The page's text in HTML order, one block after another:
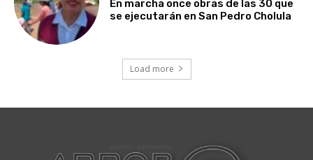
En marcha once obras de las 30 que
se ejecutarán en San Pedro Cholula
Load more